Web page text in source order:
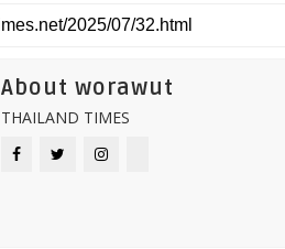
About worawut
THAILAND TIMES